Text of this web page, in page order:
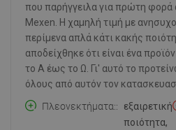
που παρήγγειλα για πρώτη φορά
Mexen. Η χαμηλή τιμή με
περίμενα απλά κάτι κακής
αποδείχθηκε ότι είναι ένα
το Α έως το Ω. Γι' αυτό το
όλους από αυτόν τον
Πλεονεκτήματα:
εξαιρετική
ποιότητα,